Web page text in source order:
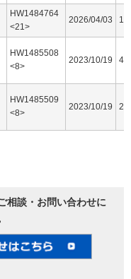
HW1484764
<21>
2026/04/03
HW1485508
<8>
2023/10/19
HW1485509
<8>
2023/10/19
相談・お問い合わせに